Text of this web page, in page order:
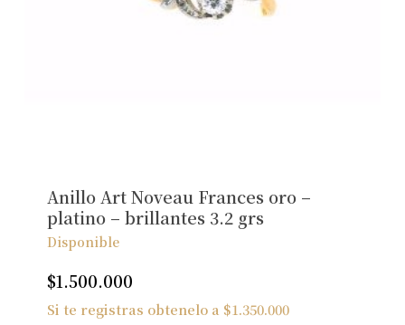
Anillo Art Noveau Frances oro –
platino – brillantes 3.2 grs
Disponible
$1.500.000
Si te registras obtenelo a $1.350.000